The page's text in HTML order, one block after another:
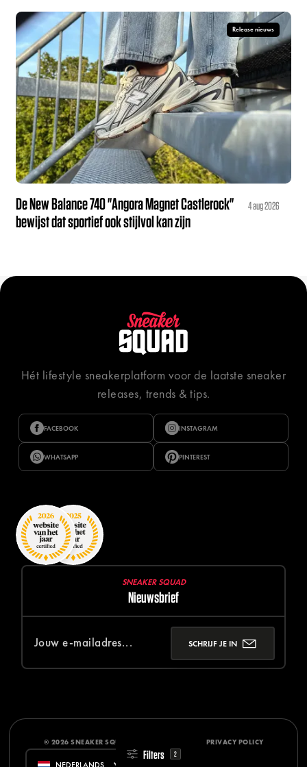
Filters 2
Release nieuws
De New Balance 740 "Angora Magnet Castlerock"
bewijst dat sportief ook stijlvol kan zijn
4 aug 2026
Hét lifestyle sneakerplatform voor de laatste sneaker
releases, trends & tips.
FACEBOOK INSTAGRAM
WHATSAPP PINTEREST
SNEAKER SQUAD
Nieuwsbrief
SCHRIJF JE IN
© 2026 SNEAKER SQUAD PRIVACY POLICY
NEDERLANDS